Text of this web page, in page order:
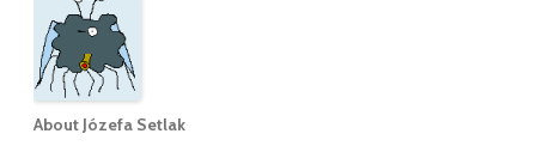
About Józefa Setlak